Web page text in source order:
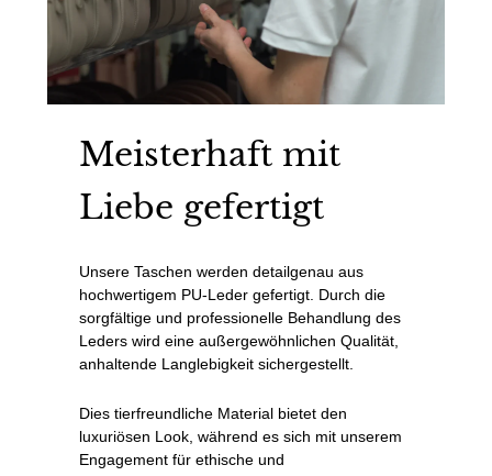
Meisterhaft mit
Liebe gefertigt
Unsere Taschen werden detailgenau aus
hochwertigem PU-Leder gefertigt. Durch die
sorgfältige und professionelle Behandlung des
Leders wird eine außergewöhnlichen Qualität,
anhaltende Langlebigkeit sichergestellt.
Dies tierfreundliche Material bietet den
luxuriösen Look, während es sich mit unserem
Engagement für ethische und